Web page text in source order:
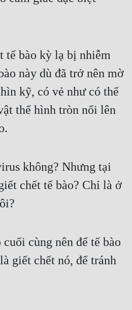
tế bào kỳ lạ bị nhiễm
này dù đã trở nên mờ
kỹ, có vẻ như có thể
thể hình tròn nổi lên
không? Nhưng tại
chết tế bào? Chỉ là ở
cùng nên để tế bào
giết chết nó, để tránh